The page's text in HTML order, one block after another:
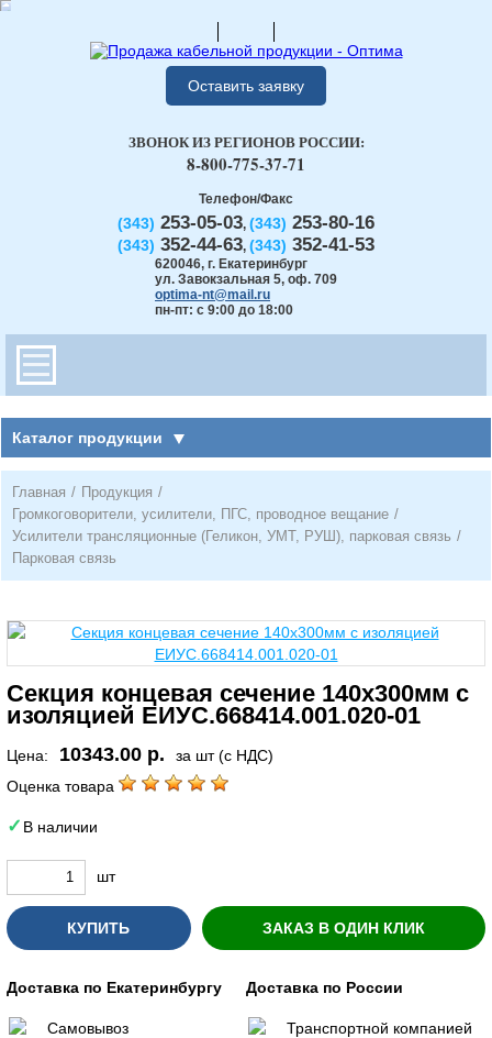
Оставить заявку
Телефон/Факс
(343) 253-05-03, (343) 253-80-16
(343) 352-44-63, (343) 352-41-53
620046, г. Екатеринбург
ул. Завокзальная 5, оф. 709
optima-nt@mail.ru
пн-пт: с 9:00 до 18:00
ЗВОНОК ИЗ РЕГИОНОВ РОССИИ:
8-800-775-37-71
Каталог продукции
Главная / Продукция /
Громкоговорители, усилители, ПГС, проводное вещание /
Усилители трансляционные (Геликон, УМТ, РУШ), парковая связь /
Парковая связь
Секция концевая сечение 140х300мм с
изоляцией ЕИУС.668414.001.020-01
Цена: 10343.00 р.
за шт (с НДС)
Оценка товара
В наличии
шт
КУПИТЬ ЗАКАЗ В ОДИН КЛИК
Доставка по Екатеринбургу
Самовывоз
Доставка по России
Транспортной компанией